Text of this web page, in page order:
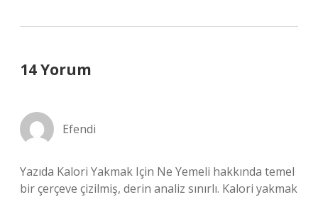
14 Yorum
Efendi
Yazıda Kalori Yakmak Için Ne Yemeli hakkında temel
bir çerçeve çizilmiş, derin analiz sınırlı. Kalori yakmak